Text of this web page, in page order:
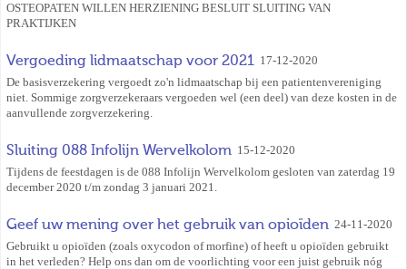
OSTEOPATEN WILLEN HERZIENING BESLUIT SLUITING VAN
PRAKTIJKEN
Vergoeding lidmaatschap voor 2021 17-12-2020
De basisverzekering vergoedt zo'n lidmaatschap bij een patientenvereniging
niet. Sommige zorgverzekeraars vergoeden wel (een deel) van deze kosten in de
aanvullende zorgverzekering.
Sluiting 088 Infolijn Wervelkolom 15-12-2020
Tijdens de feestdagen is de 088 Infolijn Wervelkolom gesloten van zaterdag 19
december 2020 t/m zondag 3 januari 2021.
Geef uw mening over het gebruik van opioïden 24-11-2020
Gebruikt u opioïden (zoals oxycodon of morfine) of heeft u opioïden gebruikt
in het verleden? Help ons dan om de voorlichting voor een juist gebruik nóg